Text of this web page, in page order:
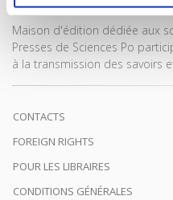
Maison d'édition dédiée aux
Presses de Sciences Po
à la transmission des savoirs
CONTACTS
FOREIGN RIGHTS
POUR LES LIBRAIRES
CONDITIONS GÉNÉRALES